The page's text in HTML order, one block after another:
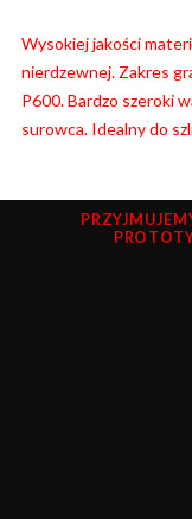
Wysokiej jakości
nierdzewnej. Zakres
P600. Bardzo szeroki
surowca. Idealny do